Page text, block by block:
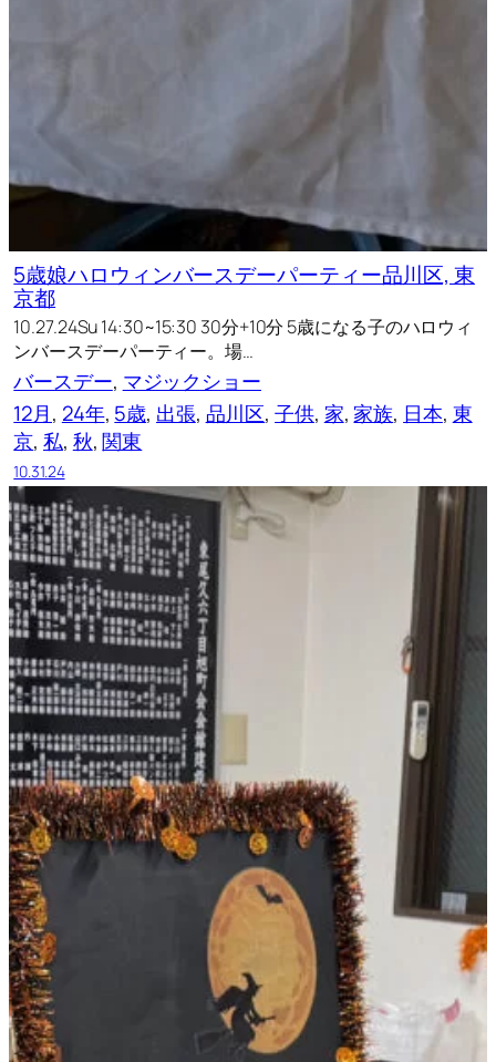
5歳娘ハロウィンバースデーパーティー品川区, 東
京都
10.27.24Su 14:30~15:30 30分+10分 5歳になる子のハロウィ
ンバースデーパーティー。場…
バースデー, マジックショー
12月, 24年, 5歳, 出張, 品川区, 子供, 家, 家族, 日本, 東
京, 私, 秋, 関東
10.31.24